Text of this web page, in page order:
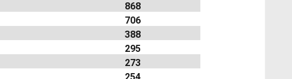
868
706
388
295
273